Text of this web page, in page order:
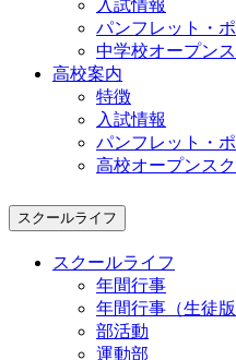
入試情報
パンフレット・
中学校オープン
高校案内
特徴
入試情報
パンフレット・
高校オープンス
スクールライフ
スクールライフ
年間行事
年間行事（生徒版
部活動
運動部